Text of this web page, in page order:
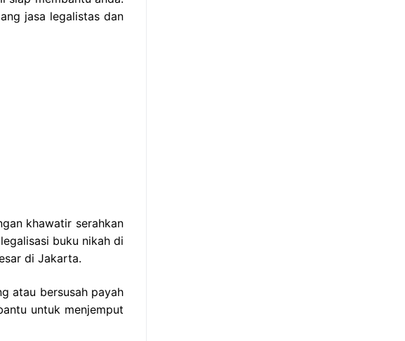
jasa legalistas dan
khawatir serahkan
buku nikah di
di Jakarta.
atau bersusah payah
untuk menjemput